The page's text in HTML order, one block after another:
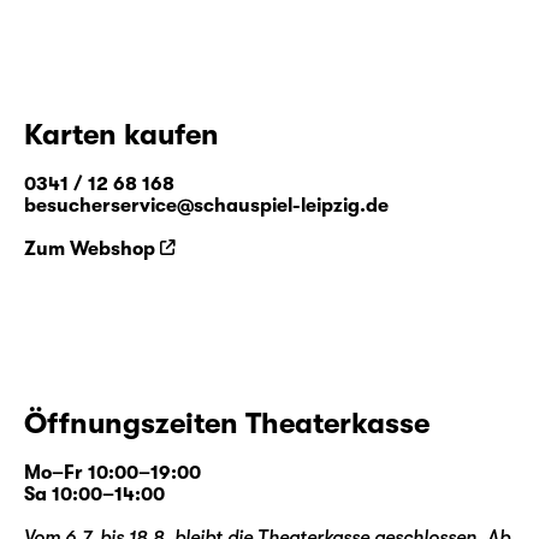
Karten kaufen
0341 / 12 68 168
besucherservice@schauspiel-leipzig.de
Zum Webshop
Öffnungszeiten Theaterkasse
Mo–Fr 10:00–19:00
Sa 10:00–14:00